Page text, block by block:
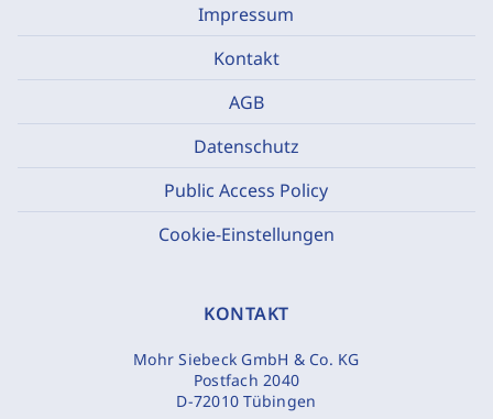
Impressum
Kontakt
AGB
Datenschutz
Public Access Policy
Cookie-Einstellungen
KONTAKT
Mohr Siebeck GmbH & Co. KG
Postfach 2040
D-72010 Tübingen